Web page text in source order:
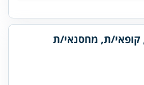
קופאי/ת, מחסנאי/ת